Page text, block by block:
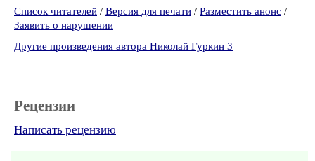
Список читателей / Версия для печати / Разместить анонс /
Заявить о нарушении
Другие произведения автора Николай Гуркин 3
Рецензии
Написать рецензию